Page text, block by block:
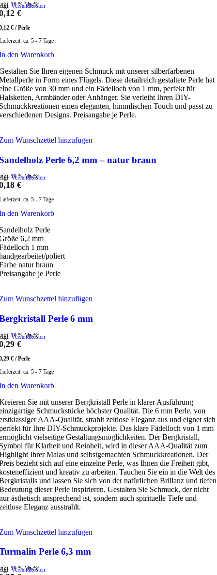
19 % MwSt.
Versandkosten
€
€ /Perle
ca. 5 - 7 Tage
den Warenkorb
Sie Ihren eigenen Schmuck mit unserer silberfarbenen
in Form eines Flügels. Diese detailreich gestaltete Perle hat
Größe von 30 mm und ein Fädelloch von 1 mm, perfekt für
Armbänder oder Anhänger. Sie verleiht Ihren DIY-
einen eleganten, himmlischen Touch und passt zu
Designs. Preisangabe je Perle.
Wunschzettel hinzufügen
Perle 6,2 mm – natur braun
19 % MwSt.
Versandkosten
€
ca. 5 - 7 Tage
den Warenkorb
Perle
6,2 mm
1 mm
poliert
natur braun
je Perle
Wunschzettel hinzufügen
Perle 6 mm
19 % MwSt.
Versandkosten
€
€ /Perle
ca. 5 - 7 Tage
den Warenkorb
Sie mit unserer Bergkristall Perle in klarer Ausführung
Schmuckstücke höchster Qualität. Die 6 mm Perle, von
AAA-Qualität, strahlt zeitlose Eleganz aus und eignet sich
für Ihre DIY-Schmuckprojekte. Das klare Fädelloch von 1 mm
vielseitige Gestaltungsmöglichkeiten. Der Bergkristall,
für Klarheit und Reinheit, wird in dieser AAA-Qualität zum
Ihrer Malas und selbstgemachten Schmuckkreationen. Der
bezieht sich auf eine einzelne Perle, was Ihnen die Freiheit gibt,
und kreativ zu arbeiten. Tauchen Sie ein in die Welt des
und lassen Sie sich von der natürlichen Brillanz und tiefen
dieser Perle inspirieren. Gestalten Sie Schmuck, der nicht
ästhetisch ansprechend ist, sondern auch spirituelle Tiefe und
Eleganz ausstrahlt.
Wunschzettel hinzufügen
Perle 6,3 mm
19 % MwSt.
Versandkosten